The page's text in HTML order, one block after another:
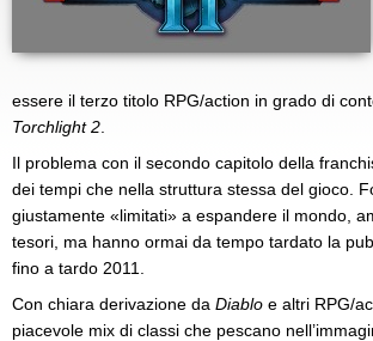
essere il terzo titolo RPG/action in grado di
Torchlight 2
Il problema con il secondo capitolo della
dei tempi che nella struttura stessa del gioco.
giustamente «limitati» a espandere il mondo,
tesori, ma hanno ormai da tempo tardato la
fino a tardo 2011.
Con chiara derivazione da Diablo e altri RPG/
piacevole mix di classi che pescano